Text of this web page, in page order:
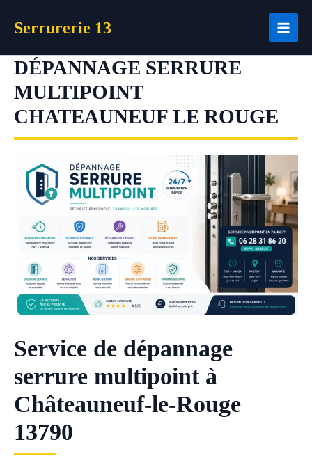
Serrurerie 13
DÉPANNAGE SERRURE
MULTIPOINT
CHATEAUNEUF LE ROUGE
Service de dépannage
serrure multipoint à
Châteauneuf-le-Rouge
13790